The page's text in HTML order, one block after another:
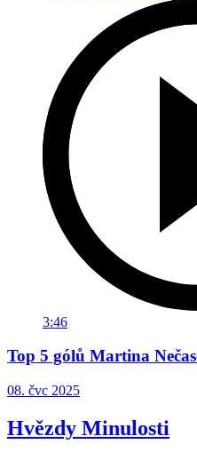
3:46
Top 5 gólů Martina
08. čvc 2025
Hvězdy Minulosti